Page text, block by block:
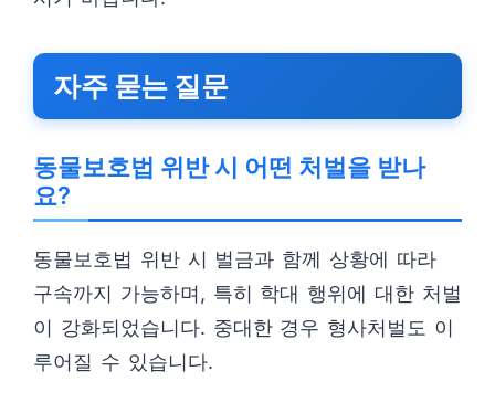
자주 묻는 질문
동물보호법 위반 시 어떤 처벌을 받나
요?
동물보호법 위반 시 벌금과 함께 상황에 따라
구속까지 가능하며, 특히 학대 행위에 대한 처벌
이 강화되었습니다. 중대한 경우 형사처벌도 이
루어질 수 있습니다.